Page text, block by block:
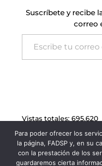
Suscríbete y recibe
correo
Escribe tu correo electrónico…
Vistas totales: 695.620
Para poder ofrecer los
la página, FADSP y, en su
con la prestación de los
guardaremos cierta